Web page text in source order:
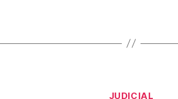
Categorías
JUDICIAL